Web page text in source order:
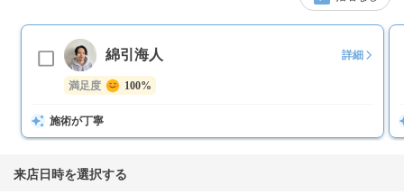
綿引海人 詳細
満足度 100%
施術が丁寧
来店日時を選択する